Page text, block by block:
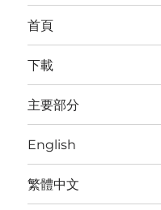
首頁
下載
主要部分
English
繁體中文